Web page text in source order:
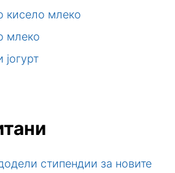
кисело млеко
млеко
јогурт
стипендии за новите